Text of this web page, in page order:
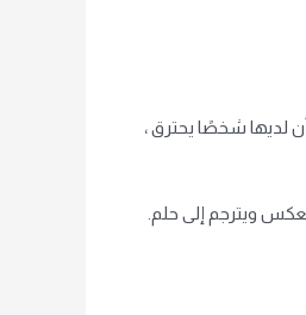
لديها شخصًا يحترق ،
ويترجم إلى حلم.